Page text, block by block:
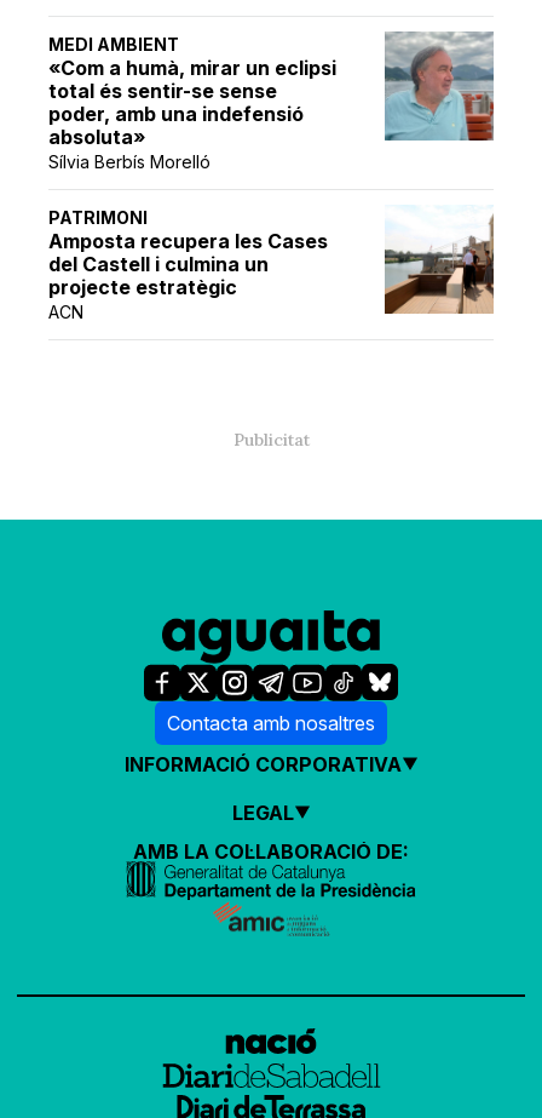
MEDI AMBIENT
«Com a humà, mirar un eclipsi
total és sentir-se sense
poder, amb una indefensió
absoluta»
Sílvia Berbís Morelló
PATRIMONI
Amposta recupera les Cases
del Castell i culmina un
projecte estratègic
ACN
Contacta amb nosaltres
INFORMACIÓ CORPORATIVA
LEGAL
AMB LA COL·LABORACIÓ DE: